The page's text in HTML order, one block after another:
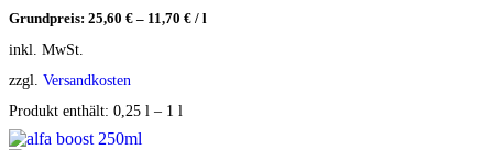
Grundpreis: 25,60 € – 11,70 € / l
inkl. MwSt.
zzgl. Versandkosten
Produkt enthält: 0,25 l – 1 l